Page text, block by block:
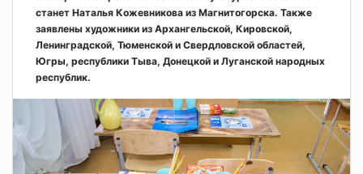
станет Наталья Кожевникова из Магнитогорска. Также
заявлены художники из Архангельской, Кировской,
Ленинградской, Тюменской и Свердловской областей,
Югры, республики Тыва, Донецкой и Луганской народных
республик.